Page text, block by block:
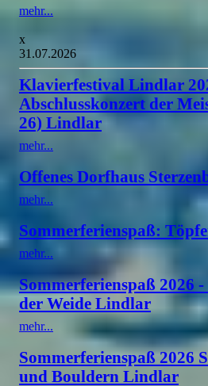
mehr...
x
31.07.2026
Klavierfestival Lindlar
Abschlusskonzert der
26) Lindlar
mehr...
Offenes Dorfhaus
mehr...
Sommerferienspaß:
mehr...
Sommerferienspaß 2026
der Weide Lindlar
mehr...
Sommerferienspaß 2026
und Bouldern Lindlar